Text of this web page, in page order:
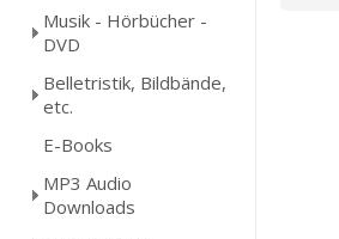
Musik - Hörbücher -
DVD
Belletristik, Bildbände,
etc.
E-Books
MP3 Audio
Downloads